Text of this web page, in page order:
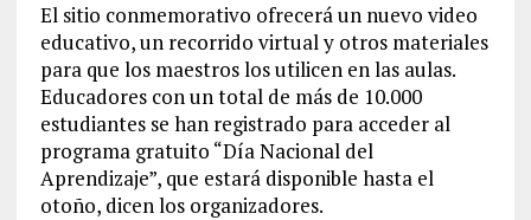
El sitio conmemorativo ofrecerá un nuevo video
educativo, un recorrido virtual y otros materiales
para que los maestros los utilicen en las aulas.
Educadores con un total de más de 10.000
estudiantes se han registrado para acceder al
programa gratuito “Día Nacional del
Aprendizaje”, que estará disponible hasta el
otoño, dicen los organizadores.